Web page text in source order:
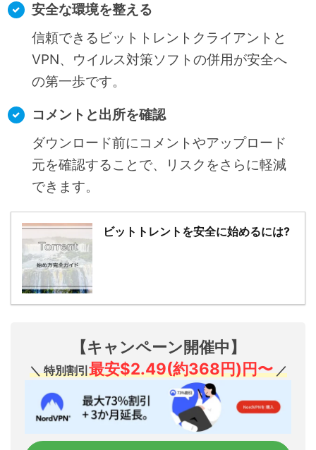
安全な環境を整える
信頼できるビットトレントクライアントと
VPN、ウイルス対策ソフトの併用が安全へ
の第一歩です。
コメントと出所を確認
ダウンロード前にコメントやアップロード
元を確認することで、リスクをさらに軽減
できます。
ビットトレントを安全に始めるには?
【キャンペーン開催中】
＼ 特別割引最安$2.49(約368円)円〜／